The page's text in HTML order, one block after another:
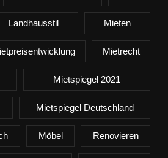
Landhausstil Mieten
Mietrecht
Mietspiegel 2021
Mietspiegel Deutschland
Möbel Renovieren